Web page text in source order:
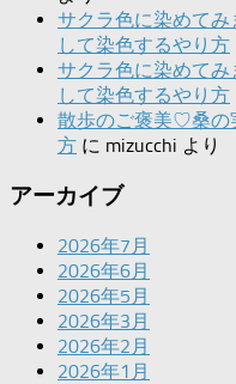
サクラ色に染めて
して染色するやり方
サクラ色に染めて
して染色するやり方
散歩のご褒美♡桑の
方 に mizucchi より
アーカイブ
2026年7月
2026年6月
2026年5月
2026年3月
2026年2月
2026年1月